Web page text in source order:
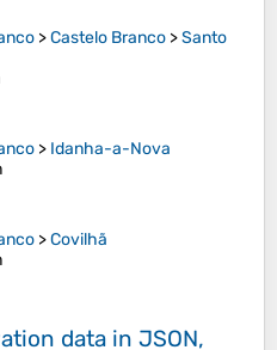
>Castelo Branco >Santo
> Idanha-a-Nova
>Covilhã
data in JSON,